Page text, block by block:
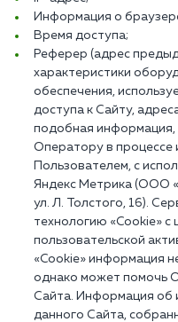
Информация о
Время доступа;
Реферер (адрес
характеристики
обеспечения,
доступа к Сайту,
подобная информация,
Оператору в процессе
Пользователем, с
Яндекс Метрика (ООО
ул. Л. Толстого, 16).
технологию «Cookie» с
пользовательской
«Cookie» информация
однако может помочь
Сайта. Информация об
данного Сайта,